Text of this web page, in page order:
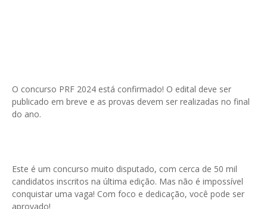
O concurso PRF 2024 está confirmado! O edital deve ser
publicado em breve e as provas devem ser realizadas no final
do ano.
Este é um concurso muito disputado, com cerca de 50 mil
candidatos inscritos na última edição. Mas não é impossível
conquistar uma vaga! Com foco e dedicação, você pode ser
aprovado!